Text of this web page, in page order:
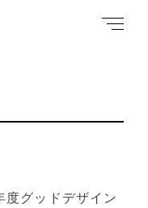
グッドデザイン